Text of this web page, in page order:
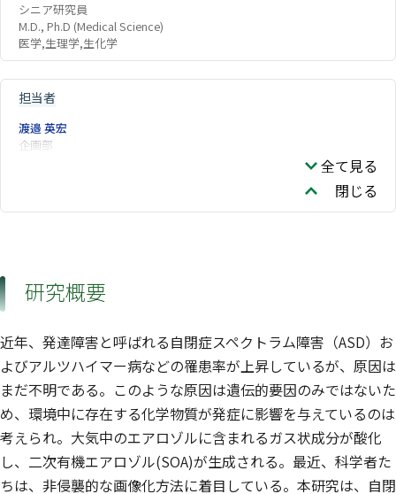
シニア研究員
M.D., Ph.D (Medical Science)
医学,生理学,生化学
担当者
渡邉 英宏
企画部
全て見る
閉じる
研究概要
近年、発達障害と呼ばれる自閉症スペクトラム障害（ASD）お
よびアルツハイマー病などの罹患率が上昇しているが、原因は
まだ不明である。このような原因は遺伝的要因のみではないた
め、環境中に存在する化学物質が発症に影響を与えているのは
考えられ。大気中のエアロゾルに含まれるガス状成分が酸化
し、二次有機エアロゾル(SOA)が生成される。最近、科学者た
ちは、非侵襲的な画像化方法に着目している。本研究は、自閉